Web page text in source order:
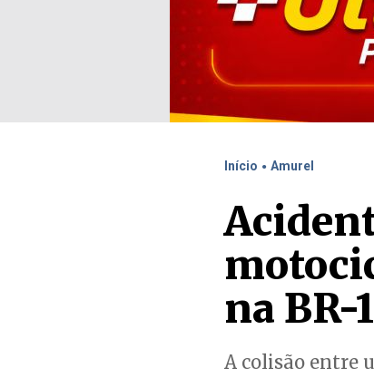
Início . Amurel
na BR-
A colisão entre